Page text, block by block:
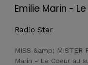
Emilie Marin -
Radio Star
MISS &amp; MISTER
Marin - Le Coeur au